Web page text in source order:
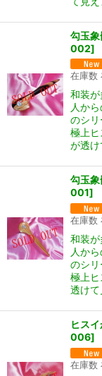
勾玉象
002]
在庫数
和装
人か
のシ
極上
が透
勾玉象
001]
在庫数
和装
人か
のシ
極上
透け
ヒス
006]
在庫数